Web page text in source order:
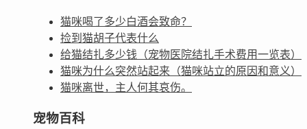
猫咪喝了多少白酒会致命？
捡到猫胡子代表什么
给猫结扎多少钱（宠物医院结扎手术费用一览表）
猫咪为什么突然站起来（猫咪站立的原因和意义）
猫咪离世，主人何其哀伤。
宠物百科